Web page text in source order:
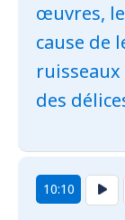
œuvres,
cause de
des
10:10